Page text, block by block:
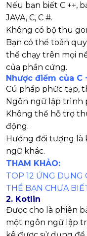
Nếu bạn biết C ++,
JAVA, C, C #.
Không có bộ thu
Bạn có thể toàn
thể chạy trên mọi
của phần cứng.
Nhược điểm của C
Cú pháp phức tạp,
Ngôn ngữ lập trình
Không thể hỗ trợ
động.
Hướng đối tượng là
ngữ khác.
THAM KHẢO:
TOP 12 ỨNG DỤNG
THỂ BẠN CHƯA
2. Kotlin
Được cho là phiên
một ngôn ngữ lập